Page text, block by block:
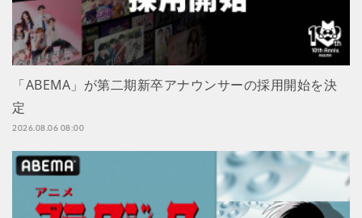
「ABEMA」が第二期新卒アナウンサーの採用開始を決
定
2026.08.06 08:00